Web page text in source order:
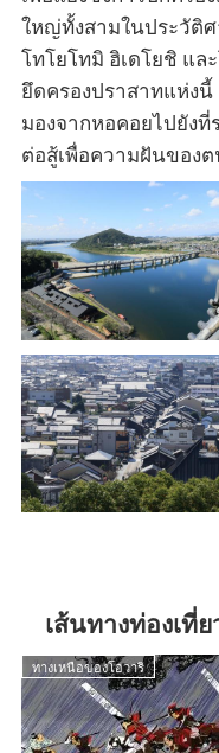
ใหญ่ทั้งสามในประวัติ
โทโยโทมิ ฮิเดโยชิ แล
ยึดครองปราสาทแห่งนี้
มองจากหอคอยไปยัง
ต่อสู้เพื่อความฝันของ
เส้นทางท่องเที่
ทางเหนือของโอวาริ